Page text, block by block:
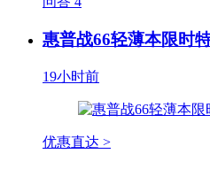
惠普战66轻薄本限时
19小时前
优惠直达 >